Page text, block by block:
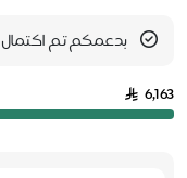
بدعمكم تم
6,163